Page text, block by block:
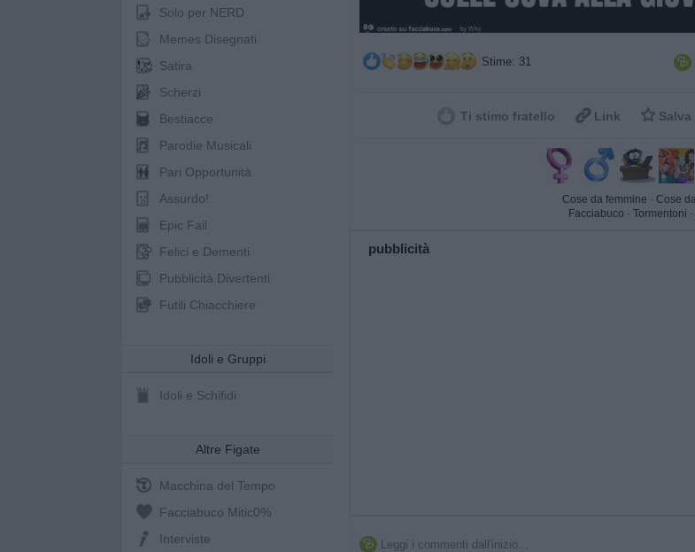
Solo per NERD
Memes Disegnati
Satira
Scherzi
Bestiacce
Parodie Musicali
Pari Opportunità
Assurdo!
Epic Fail
Felici e Dementi
Pubblicità Divertenti
Futili Chiacchiere
Idoli e Gruppi
Idoli e Schifidi
Altre Figate
Macchina del Tempo
Facciabuco Mitic0%
Interviste
Stime: 31 
Ti stimo fratello  Link  Salva
Cose da femmine · Cose
Facciabuco · Tormentoni ·
pubblicità
 Leggi i commenti dall'inizio...